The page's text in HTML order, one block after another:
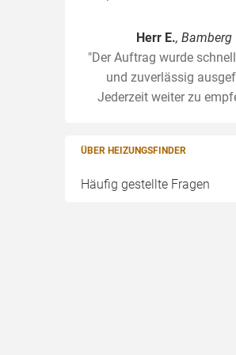
Herr E., Bamberg
"Der Auftrag wurde
und zuverlässig
Jederzeit weiter zu
ÜBER HEIZUNGSFINDER
Häufig gestellte Fragen